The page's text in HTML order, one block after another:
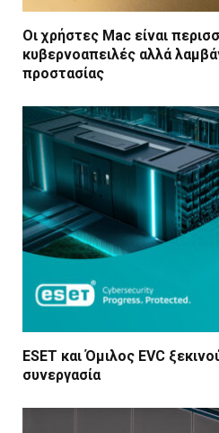
Οι χρήστες Mac είναι
κυβερνοαπειλές αλλά
προστασίας
ESET και Όμιλος EVC
συνεργασία